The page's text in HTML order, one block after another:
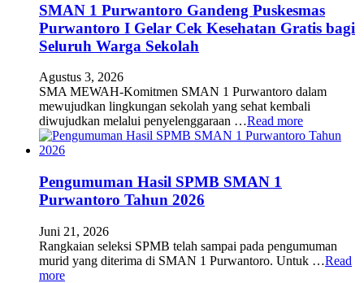
SMAN 1 Purwantoro Gandeng Puskesmas
Purwantoro I Gelar Cek Kesehatan Gratis bagi
Seluruh Warga Sekolah
Agustus 3, 2026
SMA MEWAH-Komitmen SMAN 1 Purwantoro dalam
mewujudkan lingkungan sekolah yang sehat kembali
diwujudkan melalui penyelenggaraan …Read more
Pengumuman Hasil SPMB SMAN 1
Purwantoro Tahun 2026
Juni 21, 2026
Rangkaian seleksi SPMB telah sampai pada pengumuman
murid yang diterima di SMAN 1 Purwantoro. Untuk …Read
more